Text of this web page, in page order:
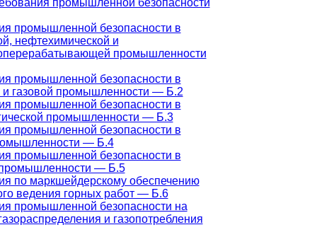
промышленной безопасности в
нефтехимической и
промышленности
промышленной безопасности в
газовой промышленности — Б.2
промышленной безопасности в
промышленности — Б.3
промышленной безопасности в
— Б.4
промышленной безопасности в
промышленности — Б.5
по маркшейдерскому обеспечению
ведения горных работ — Б.6
промышленной безопасности на
и газопотребления